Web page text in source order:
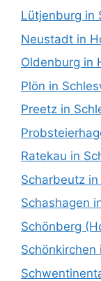
Lütjenburg in
Neustadt in
Oldenburg in
Plön in
Preetz in
Ratekau in
Scharbeutz
Schashagen
Schönberg